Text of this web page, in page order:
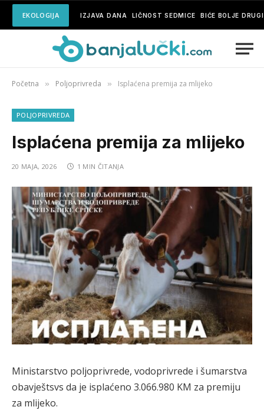
EKOLOGIJA IZJAVA DANA LIČNOST SEDMICE BIĆE BOLJE
Početna » Poljoprivreda » Isplaćena premija za mlijeko
POLJOPRIVREDA
Isplaćena premija za mlijeko
20 MAJA, 2026 1 MIN ČITANJA
Ministarstvo poljoprivrede, vodoprivrede i šumarstva
obavještsvs da je isplaćeno 3.066.980 KM za premiju
za mlijeko.